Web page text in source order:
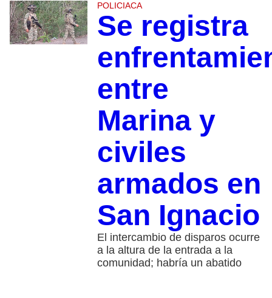
POLICIACA
Se registra
entre
Marina y
civiles
armados en
San Ignacio
El intercambio de disparos ocurre
a la altura de la entrada a la
comunidad; habría un abatido